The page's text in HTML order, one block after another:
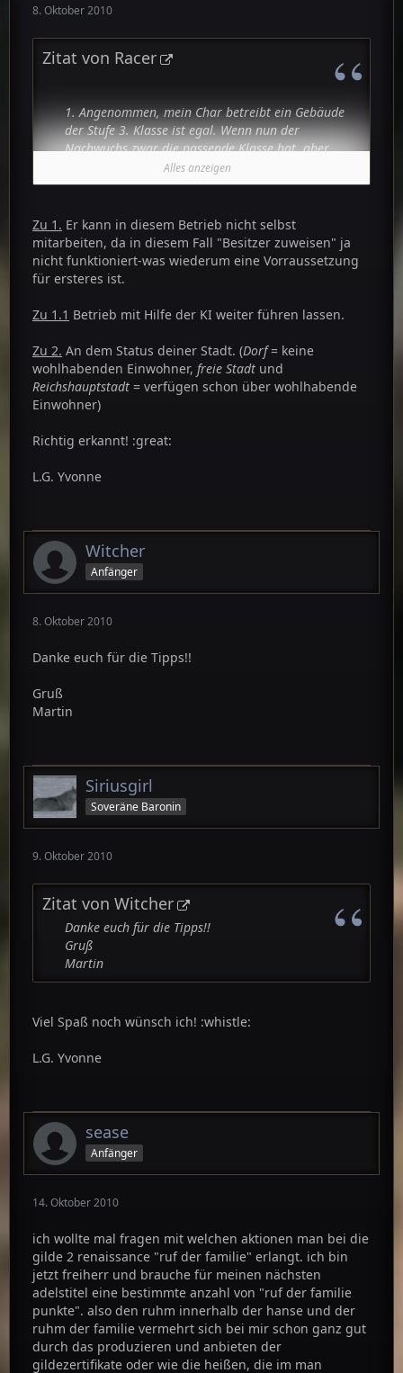
8. Oktober 2010
Zitat von Racer
1. Angenommen, mein Char betreibt ein Gebäude
der Stufe 3. Klasse ist egal. Wenn nun der
Nachwuchs zwar die passende Klasse hat, aber
nicht Stufe 3 ist, kann dieser den Betrieb weiter
führen?
1.1 Wie verhält es sich, wenn mein Nachwuchs
erst gar nicht die richtige Klasse hat, um den
Betrieb zu führen?
bzw. den Reichtum der Einwohner eines Ortes?
Denn teurer Braten wird in einem armen Dorf
keinen Käufer finden.
Alles anzeigen
Zu 1. Er kann in diesem Betrieb nicht selbst
mitarbeiten, da in diesem Fall "Besitzer zuweisen" ja
nicht funktioniert-was wiederum eine Vorraussetzung
für ersteres ist.
Zu 1.1 Betrieb mit Hilfe der KI weiter führen lassen.
Zu 2. An dem Status deiner Stadt. (Dorf= keine
wohlhabenden Einwohner, freie Stadt und
Reichshauptstadt = verfügen schon über wohlhabende
Einwohner)
Richtig erkannt! :great:
L.G. Yvonne
Witcher
Anfänger
8. Oktober 2010
Danke euch für die Tipps!!
Gruß
Martin
Siriusgirl
Soveräne Baronin
9. Oktober 2010
Zitat von Witcher
Danke euch für die Tipps!!
Gruß
Martin
Viel Spaß noch wünsch ich! :whistle:
L.G. Yvonne
sease
Anfänger
14. Oktober 2010
ich wollte mal fragen mit welchen aktionen man bei die
gilde 2 renaissance "ruf der familie" erlangt. ich bin
jetzt freiherr und brauche für meinen nächsten
adelstitel eine bestimmte anzahl von "ruf der familie
punkte". also den ruhm innerhalb der hanse und der
ruhm der familie vermehrt sich bei mir schon ganz gut
durch das produzieren und anbieten der
gildezertifikate oder wie die heißen, die im man